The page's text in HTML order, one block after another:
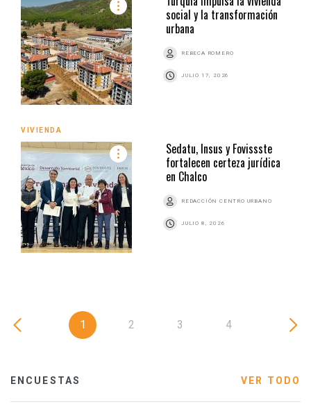
social y la transformación
urbana
REBECA ROMERO
JULIO 17, 2026
VIVIENDA
Sedatu, Insus y Fovissste
fortalecen certeza jurídica
en Chalco
REDACCIÓN CENTRO URBANO
JULIO 8, 2026
1 2 3 4
ENCUESTAS VER TODO